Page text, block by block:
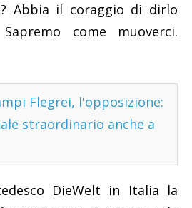
Abbia il coraggio di dirlo
come muoverci.
Flegrei, l'opposizione:
straordinario anche a
DieWelt in Italia la